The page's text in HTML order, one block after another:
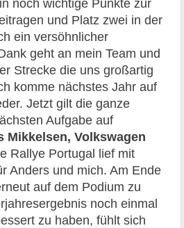
noch wichtige Punkte zur
und Platz zwei in der
ein versöhnlicher
geht an mein Team und
Strecke die uns großartig
komme nächstes Jahr auf
Jetzt gilt die ganze
Aufgabe auf
Mikkelsen, Volkswagen
Rallye Portugal lief mit
Anders und mich. Am Ende
auf dem Podium zu
noch einmal
zu haben, fühlt sich